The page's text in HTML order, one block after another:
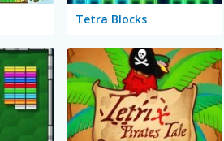
Tetra Blocks